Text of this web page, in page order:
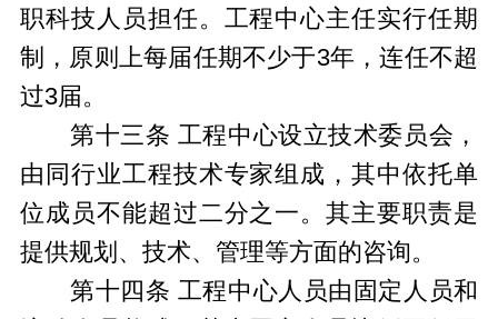
职科技人员担任。工程中心主任实行任期
制，原则上每届任期不少于3年，连任不超
过3届。
第十三条 工程中心设立技术委员会，
由同行业工程技术专家组成，其中依托单
位成员不能超过二分之一。其主要职责是
提供规划、技术、管理等方面的咨询。
第十四条 工程中心人员由固定人员和